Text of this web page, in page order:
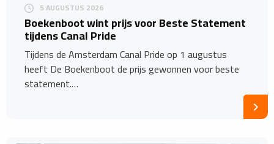
5 AUGUSTUS 2026
Boekenboot wint prijs voor Beste Statement
tijdens Canal Pride
Tijdens de Amsterdam Canal Pride op 1 augustus
heeft De Boekenboot de prijs gewonnen voor beste
statement.…